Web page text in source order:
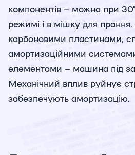
компонентів – можна при
режимі і в мішку для прання.
карбоновими пластинами,
амортизаційними
елементами – машина під
Механічний вплив руйнує
забезпечують амортизацію.